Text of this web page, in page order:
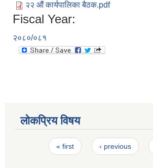
२२ औं कार्यपालिका बैठक.pdf
Fiscal Year:
२०८०/०८१
लोकप्रिय विषय
Pages« first ‹ previous